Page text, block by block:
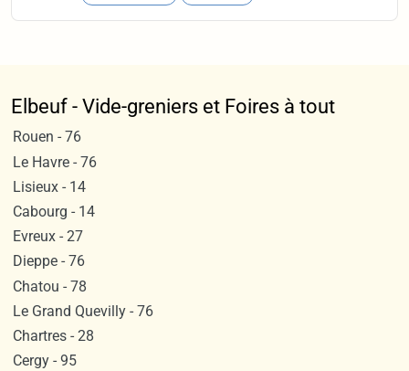
Elbeuf - Vide-greniers et Foires à tout
Rouen - 76
Le Havre - 76
Lisieux - 14
Cabourg - 14
Evreux - 27
Dieppe - 76
Chatou - 78
Le Grand Quevilly - 76
Chartres - 28
Cergy - 95